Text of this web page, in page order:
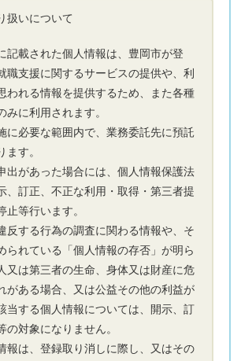
扱いについて
記載された個人情報は、豊岡市が登
職支援に関するサービスの提供や、利
われる情報を提供するため、また各種
みに利用されます。
に必要な範囲内で、業務委託先に預託
す。
出があった場合には、個人情報保護法
、訂正、不正な利用・取得・第三者提
止等行います。
反する行為の調査に関わる情報や、そ
られている「個人情報の存否」が明ら
又は第三者の生命、身体又は財産に危
がある場合、又は公益その他の利益が
当する個人情報については、開示、訂
の対象になりません。
報は、登録取り消しに際し、又はその